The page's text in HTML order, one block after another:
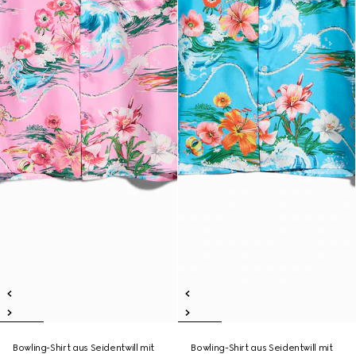
Bowling-Shirt aus Seidentwill mit
Bowling-Shirt aus Seidentwill mit